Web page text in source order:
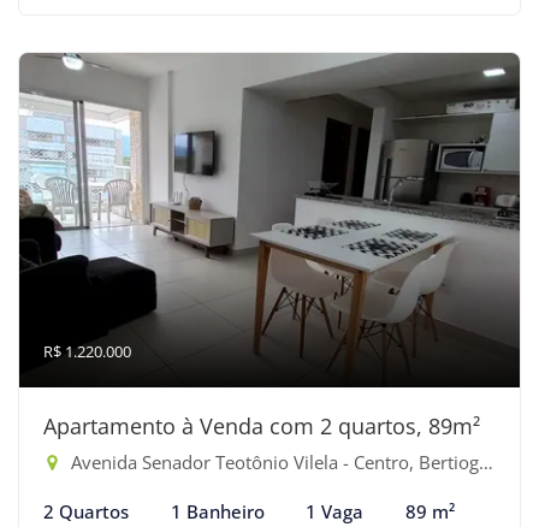
R$ 1.220.000
Apartamento à Venda com 2 quartos, 89m²
Avenida Senador Teotônio Vilela - Centro, Bertioga-SP
2 Quartos 1 Banheiro 1 Vaga 89 m²